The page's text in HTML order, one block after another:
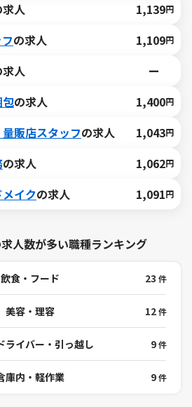
求人 1,139円
の求人 1,109円
求人
ー
の求人 1,400円
販店スタッフの求人 1,043円
の求人 1,062円
イクの求人 1,091円
人数が多い職種ランキング
飲食・フード 23 件
美容・理容 12件
ライバー・引っ越し 9件
庫内・軽作業 9件